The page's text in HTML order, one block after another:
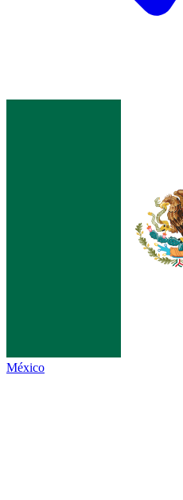
México